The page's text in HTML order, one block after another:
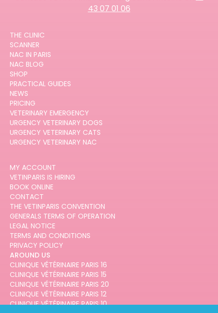
43 07 01 06
THE CLINIC
SCANNER
NAC IN PARIS
NAC BLOG
SHOP
PRACTICAL GUIDES
NEWS
PRICING
VETERINARY EMERGENCY
URGENCY VETERINARY DOGS
URGENCY VETERINARY CATS
URGENCY VETERINARY NAC
MY ACCOUNT
VETINPARIS IS HIRING
BOOK ONLINE
CONTACT
THE VETINPARIS CONVENTION
GENERALS TERMS OF OPERATION
LEGAL NOTICE
TERMS AND CONDITIONS
PRIVACY POLICY
AROUND US
CLINIQUE VÉTÉRINAIRE PARIS 16
CLINIQUE VÉTÉRINAIRE PARIS 15
CLINIQUE VÉTÉRINAIRE PARIS 20
CLINIQUE VÉTÉRINAIRE PARIS 12
CLINIQUE VÉTÉRINAIRE PARIS 10